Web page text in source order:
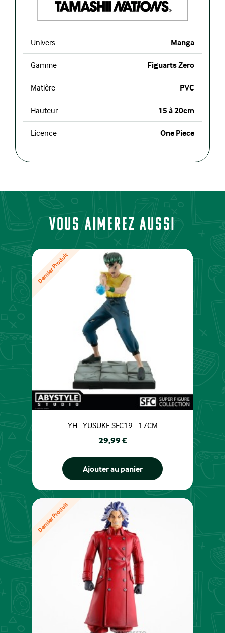
Univers Manga
Gamme Figuarts Zero
Matière PVC
Hauteur 15 à 20cm
Licence One Piece
Vous aimerez aussi
YH - YUSUKE SFC19 - 17CM
Prix
29,99 €
Ajouter au panier
Dernier Produit
Dernier Produit